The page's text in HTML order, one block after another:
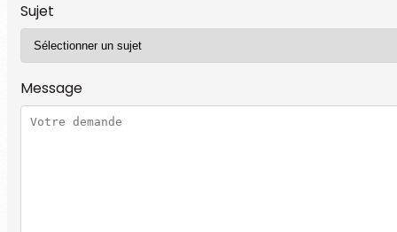
Sujet
Message